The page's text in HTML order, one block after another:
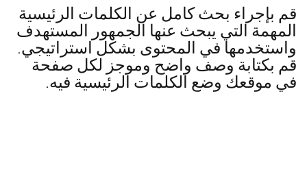
قم بإجراء بحث كامل عن الكلمات الرئيسية
المهمة التي يبحث عنها الجمهور المستهدف
واستخدمها في المحتوى بشكل استراتيجي.
قم بكتابة وصف واضح وموجز لكل صفحة
في موقعك وضع الكلمات الرئيسية فيه.